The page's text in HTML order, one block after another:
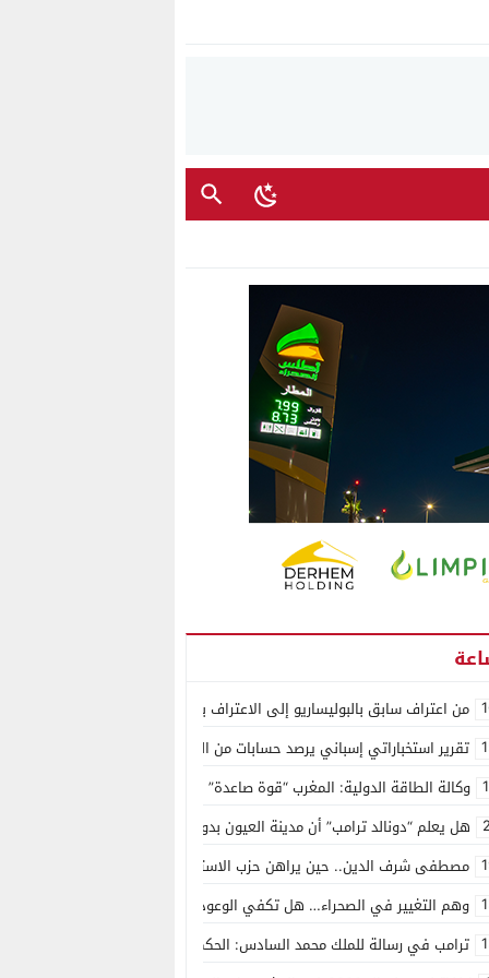
من اعتراف سابق بالبوليساريو إلى الاعتراف بسيادة المغرب على الصحراء..
تقرير استخباراتي إسباني يرصد حسابات من الجزائر وأرقاما بـ”213+” ضمن حملة رقمية منظمة حرّضت على اقتحام سبتة
وكالة الطاقة الدولية: المغرب “قوة صاعدة” في سوق المعادن الاستراتيجية
هل يعلم “دونالد ترامب” أن مدينة العيون بدون ماء؟
مصطفى شرف الدين.. حين يراهن حزب الاستقلال على الكفاءة ويمنح الشباب
وهم التغيير في الصحراء… هل تكفي الوعود الفارغة لصناعة الواقع؟
ترامب في رسالة للملك محمد السادس: الحكم الذاتي هو الأساس الوحيد لحل